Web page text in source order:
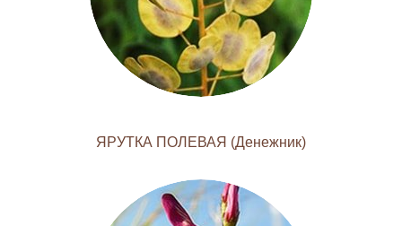
ЯРУТКА ПОЛЕВАЯ (Денежник)